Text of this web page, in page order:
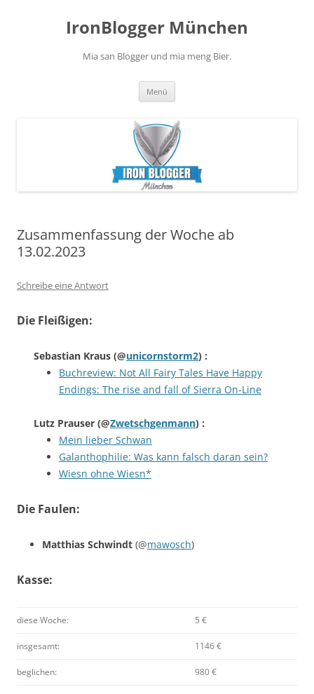
IronBlogger München
Mia san Blogger und mia meng Bier.
Menü
Zusammenfassung der Woche ab
13.02.2023
Schreibe eine Antwort
Die Fleißigen:
Sebastian Kraus (@unicornstorm2) :
Buchreview: Not All Fairy Tales Have Happy
Endings: The rise and fall of Sierra On-Line
Lutz Prauser (@Zwetschgenmann) :
Mein lieber Schwan
Galanthophilie: Was kann falsch daran sein?
Wiesn ohne Wiesn*
Die Faulen:
Matthias Schwindt (@mawosch)
Kasse:
diese Woche: 5 €
insgesamt: 1146 €
beglichen: 980 €